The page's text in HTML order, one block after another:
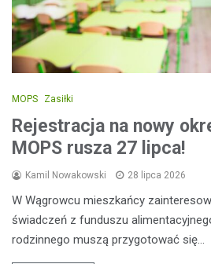
MOPS Zasiłki
Rejestracja na nowy
MOPS rusza 27 lipca!
Kamil Nowakowski 28 lipca 2026
W Wągrowcu mieszkańcy
świadczeń z funduszu
rodzinnego muszą przygotować się…